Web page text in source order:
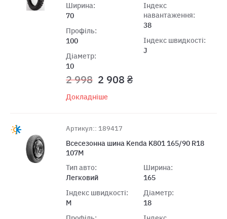
Ширина:
70
Профіль:
100
Діаметр:
10
Індекс
навантаження:
38
Індекс швидкості:
J
2 998 2 908 ₴
Докладніше
Артикул:: 189417
Всесезонна шина Kenda K801 165/90 R18
107M
Тип авто:
Легковий
Індекс швидкості:
M
Ширина:
165
Діаметр:
18